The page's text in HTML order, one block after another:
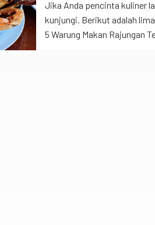
Jika Anda pencinta kuliner
kunjungi. Berikut adalah
5 Warung Makan Rajungan